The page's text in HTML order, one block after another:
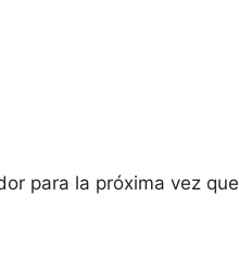
para la próxima vez que